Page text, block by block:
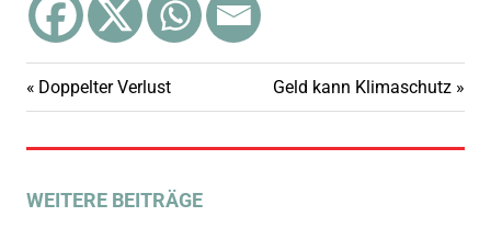
Beitragsnavigation
Vorheriger
Beitrag:
Doppelter Verlust
Nächster
Beitrag:
Geld kann Klimaschutz
WEITERE BEITRÄGE